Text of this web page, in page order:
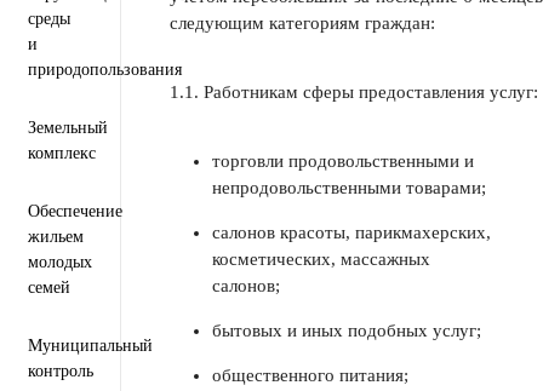
среды
и
природопользования
Земельный
комплекс
Обеспечение
жильем
молодых
семей
Муниципальный
контроль
следующим категориям граждан:
1.1. Работникам сферы предоставления услуг:
торговли продовольственными и
непродовольственными товарами;
салонов красоты, парикмахерских,
косметических, массажных
салонов;
бытовых и иных подобных услуг;
общественного питания;